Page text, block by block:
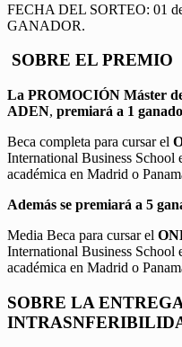
FECHA DEL SORTEO: 01
GANADOR.
SOBRE EL PREMIO
La PROMOCIÓN Máster
ADEN, premiará a 1
Beca completa para cursar el
International Business School
académica en Madrid o
Además se premiará a 5
Media Beca para cursar el
International Business School
académica en Madrid o
SOBRE LA